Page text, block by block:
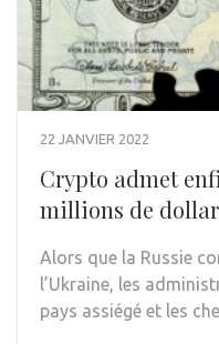
22 JANVIER 2022
Crypto admet
millions de
Alors que la Russie
l’Ukraine, les
pays assiégé et les